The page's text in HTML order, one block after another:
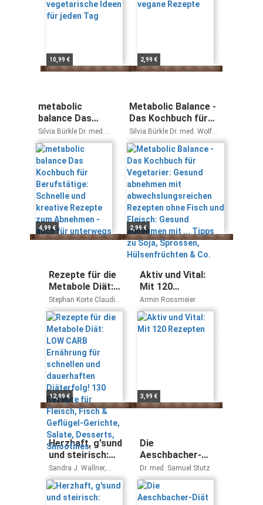
10,99 € 2,99 €
metabolic
balance Das
Kochbuch für
Berufstätige:
Schnelle und
kreative
Rezepte zum
Abnehmen -
auch für
unterwegs
Silvia Bürkle Dr. med.
Wolf Funfack
4,99 €
Metabolic Balance -
Das Kochbuch für
Vegetarier: Gesund
abnehmen mit
abwechslungsreichen
Rezepten ohne Fisch
und Fleisch: Gesund
abnehmen mit ...
Tipps zu Soja,
Sprossen,
Hülsenfrüchten & Co.
Silvia Bürkle Dr. med. Wolf
Funfack
2,99 €
Rezepte für die
Metabole Diät:
LOW CARB
Ernährung für
schnellen und
dauerhaften
Diäterfolg! 130
Rezepte für
Fleisch, Fisch &
Geflügel-
Gerichte, Salate,
Desserts,
Smoothies.
Stephan Korte Claudia
Wernig
12,99 €
Aktiv und Vital:
Mit 120
Rezepten
Armin Rossmeier
3,99 €
Herzhaft, g'sund
und steirisch:
Kulinarische
Impressionen
der Steiermark
Sandra J. Wallner,
Ingrid Steinberger,
Hans P. Fink
Die
Aeschbacher-
Diät Band 2:
Lektion 51 bis
100 zu endlich
dauerhaft
Dr. med. Samuel Stutz